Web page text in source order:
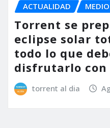
ACTUALIDAD
Torrent se
eclipse solar
todo lo que
disfrutarlo con
torrent al dia